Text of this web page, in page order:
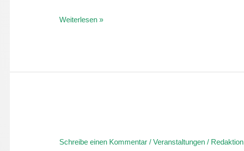
2.
Weiterlesen »
Schreibe einen Kommentar /Veranstaltungen / Redaktion
für